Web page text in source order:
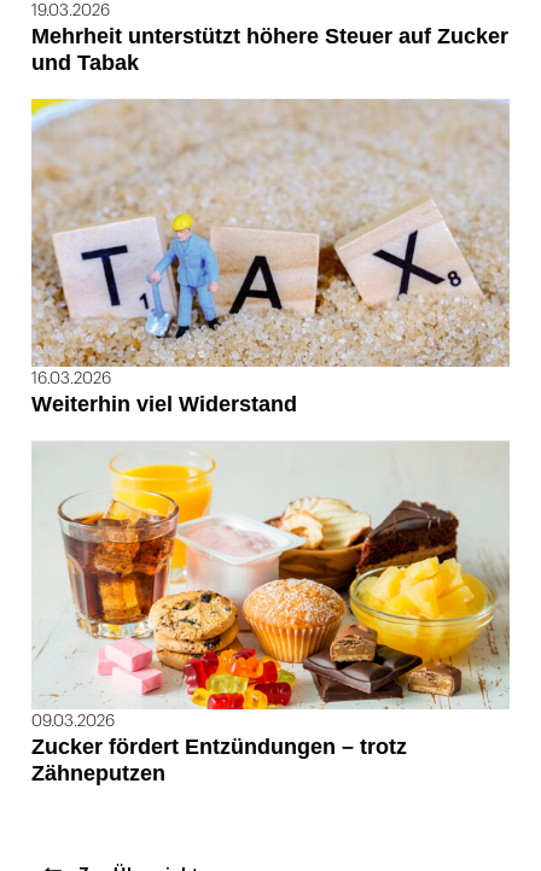
19.03.2026
Mehrheit unterstützt höhere Steuer auf Zucker
und Tabak
16.03.2026
Weiterhin viel Widerstand
09.03.2026
Zucker fördert Entzündungen – trotz
Zähneputzen